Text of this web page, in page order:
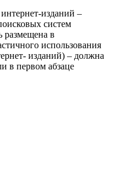
изданий –
систем
размещена в
использования
изданий) – должна
в первом абзаце